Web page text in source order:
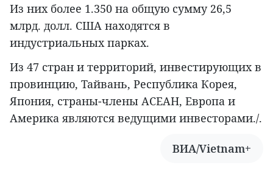
Из них более 1.350 на общую сумму 26,5
млрд. долл. США находятся в
индустриальных парках.
Из 47 стран и территорий, инвестирующих в
провинцию, Тайвань, Республика Корея,
Япония, страны-члены АСЕАН, Европа и
Америка являются ведущими инвесторами./.
ВИА/Vietnam+